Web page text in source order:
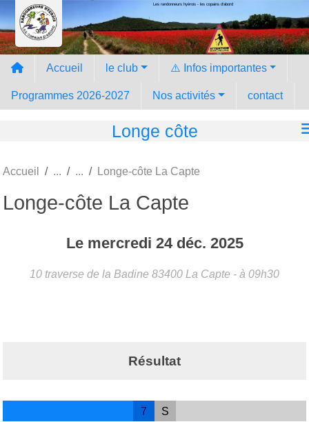
Les randonneurs hyèrois - les copains d'abord
Accueil le club ⚠️ Infos importantes
Programmes 2026-2027 Nos activités contact
Longe côte
Accueil Longe-côte La Capte
Longe-côte La Capte
Le mercredi 24 déc. 2025
10 traverse de la Badine 83400 La Capte - à 09h30
Résultat
7 S
Panneau de gestion des cookies